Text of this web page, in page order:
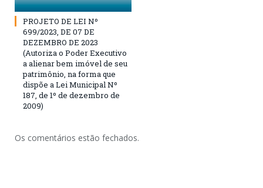
PROJETO DE LEI Nº
699/2023, DE 07 DE
DEZEMBRO DE 2023
(Autoriza o Poder Executivo
a alienar bem imóvel de seu
patrimônio, na forma que
dispõe a Lei Municipal Nº
187, de 1º de dezembro de
2009)
Os comentários estão fechados.